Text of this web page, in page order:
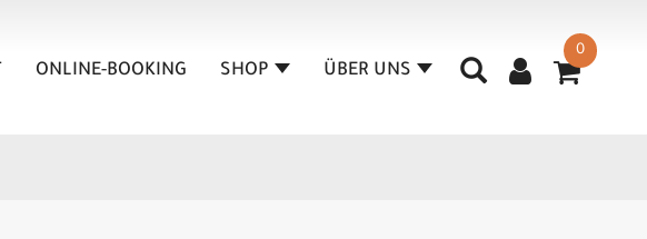
0
ONLINE-BOOKING SHOP ÜBER UNS